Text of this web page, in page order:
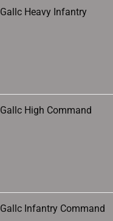
Gallc Heavy Infantry
Gallc High Command
Gallc Infantry Command